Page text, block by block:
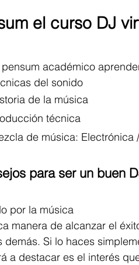
el curso DJ
académico
del sonido
de la música
técnica
de música: Electrónica
para ser un buen
por la música
manera de alcanzar el
demás. Si lo haces
a destacar es el interés